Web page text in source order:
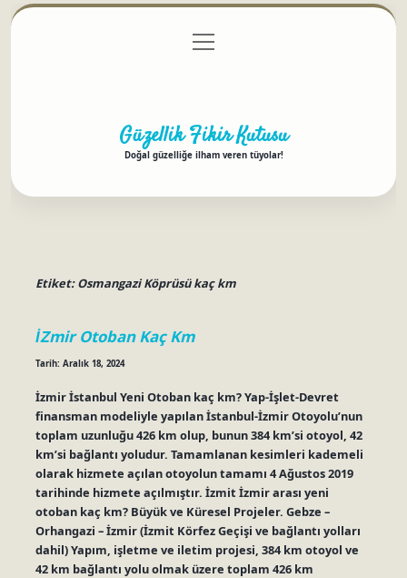
Gizlilik Politikası
menüyü
aç
Güzellik Fikir Kutusu
Doğal güzelliğe ilham veren tüyolar!
Etiket:Osmangazi Köprüsü kaç km
İZmir Otoban Kaç Km
Tarih: Aralık 18, 2024
İzmir İstanbul Yeni Otoban kaç km? Yap-İşlet-Devret
finansman modeliyle yapılan İstanbul-İzmir Otoyolu’nun
toplam uzunluğu 426 km olup, bunun 384 km’si otoyol, 42
km’si bağlantı yoludur. Tamamlanan kesimleri kademeli
olarak hizmete açılan otoyolun tamamı 4 Ağustos 2019
tarihinde hizmete açılmıştır. İzmit İzmir arası yeni
otoban kaç km? Büyük ve Küresel Projeler. Gebze –
Orhangazi – İzmir (İzmit Körfez Geçişi ve bağlantı yolları
dahil) Yapım, işletme ve iletim projesi, 384 km otoyol ve
42 km bağlantı yolu olmak üzere toplam 426 km